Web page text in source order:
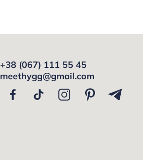
+38 (067) 111 55 45
meethygg@gmail.com